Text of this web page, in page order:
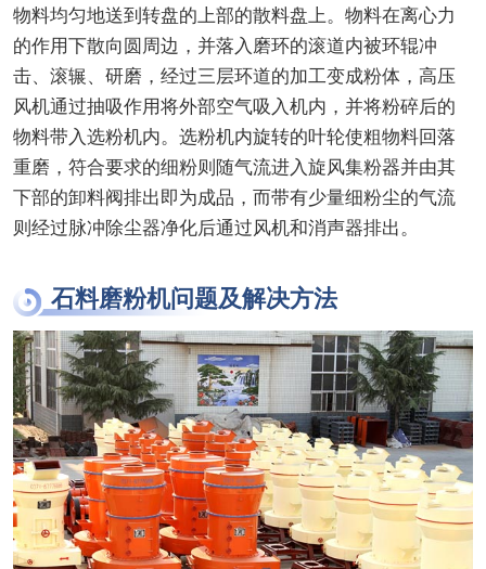
物料均匀地送到转盘的上部的散料盘上。物料在离心力
的作用下散向圆周边，并落入磨环的滚道内被环辊冲
击、滚辗、研磨，经过三层环道的加工变成粉体，高压
风机通过抽吸作用将外部空气吸入机内，并将粉碎后的
物料带入选粉机内。选粉机内旋转的叶轮使粗物料回落
重磨，符合要求的细粉则随气流进入旋风集粉器并由其
下部的卸料阀排出即为成品，而带有少量细粉尘的气流
则经过脉冲除尘器净化后通过风机和消声器排出。
石料磨粉机问题及解决方法